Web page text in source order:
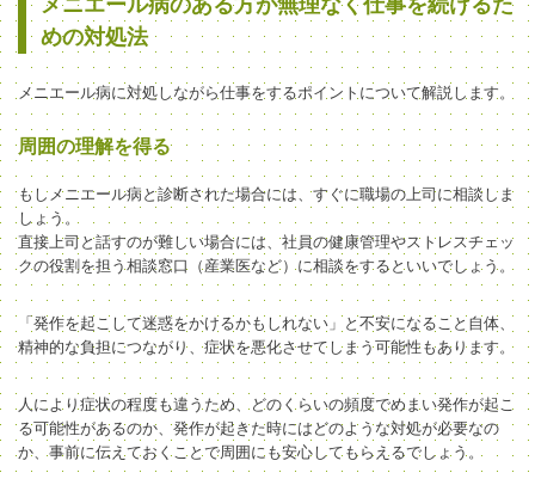
めの対処法
メニエール病に対処しながら仕事をするポイントについて解説します。
周囲の理解を得る
もしメニエール病と診断された場合には、すぐに職場の上司に相談しま
しょう。
直接上司と話すのが難しい場合には、社員の健康管理やストレスチェッ
クの役割を担う相談窓口（産業医など）に相談をするといいでしょう。
「発作を起こして迷惑をかけるかもしれない」と不安になること自体、
精神的な負担につながり、症状を悪化させてしまう可能性もあります。
人により症状の程度も違うため、どのくらいの頻度でめまい発作が起こ
る可能性があるのか、発作が起きた時にはどのような対処が必要なの
か、事前に伝えておくことで周囲にも安心してもらえるでしょう。